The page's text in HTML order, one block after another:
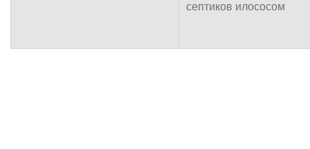
септиков илососом